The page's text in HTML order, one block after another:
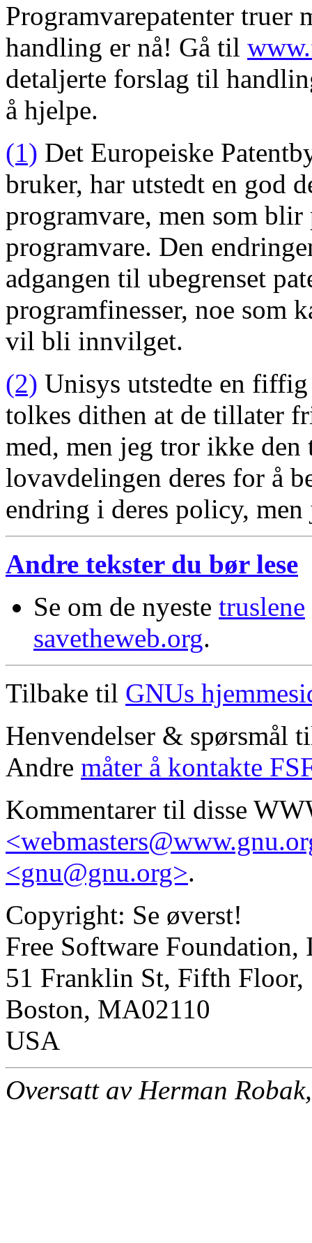
Programvarepatenter truer
handling er nå! Gå til
detaljerte forslag til
å hjelpe.
(1) Det Europeiske
bruker, har utstedt en god
programvare, men som blir
programvare. Den
adgangen til ubegrenset
programfinesser, noe som
vil bli innvilget.
(2) Unisys utstedte en
tolkes dithen at de tillater
med, men jeg tror ikke
lovavdelingen deres for å
endring i deres policy,
Andre tekster du bør lese
Se om de nyeste truslene
savetheweb.org.
Tilbake til GNUs
Henvendelser & spørsmål
Andre måter å kontakte
Kommentarer til disse
<gnu@gnu.org>.
Copyright: Se øverst!
Free Software Foundation,
51 Franklin St, Fifth Floor,
Boston, MA02110
USA
Oversatt av Herman